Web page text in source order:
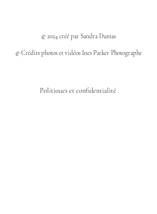
© 2024 créé par Sandra Dumas
© Crédits photos et vidéos Ines Parker Photographe
Politiques et confidentialité